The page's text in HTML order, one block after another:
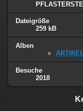
Dateigröße
259 kB
Alben
Besuche
2018